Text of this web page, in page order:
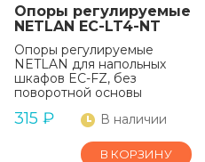
Опоры регулируемые
NETLAN EC-LT4-NT
Опоры регулируемые
NETLAN для напольных
шкафов EC-FZ, без
поворотной основы
315 ₽ В наличии
В КОРЗИНУ